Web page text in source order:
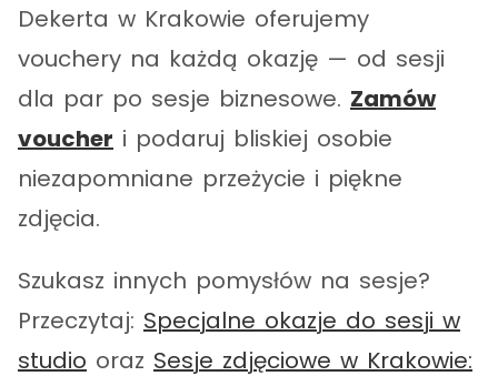
Dekerta w Krakowie oferujemy
vouchery na każdą okazję — od sesji
dla par po sesje biznesowe. Zamów
voucher i podaruj bliskiej osobie
niezapomniane przeżycie i piękne
zdjęcia.
Szukasz innych pomysłów na sesje?
Przeczytaj: Specjalne okazje do sesji w
studio oraz Sesje zdjęciowe w Krakowie: